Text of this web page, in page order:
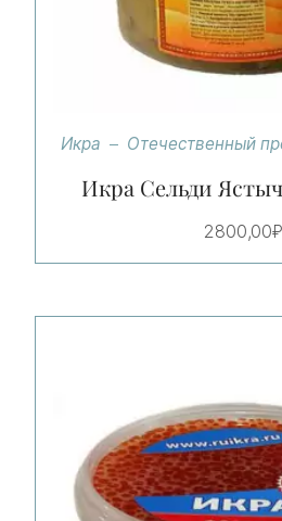
Икра Отечественный
Икра Сельди
2800,00₽